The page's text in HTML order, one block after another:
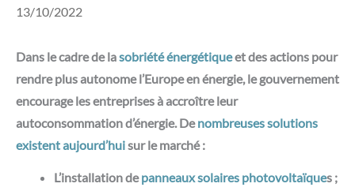
13/10/2022
Dans le cadre de lasobriété énergétiqueet des actions pour
rendre plus autonome l’Europe en énergie, le gouvernement
encourage les entreprises à accroître leur
autoconsommation d’énergie. Denombreuses solutions
existent aujourd’huisur le marché :
L’installation depanneaux solaires photovoltaïques ;